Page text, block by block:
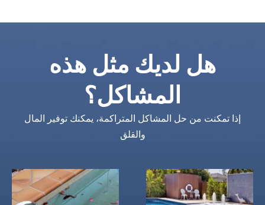
هل لديك مثل هذه
المشاكل؟
إذا تمكنت من حل المشاكل المتراكمة، يمكنك توفير المال
والقلق